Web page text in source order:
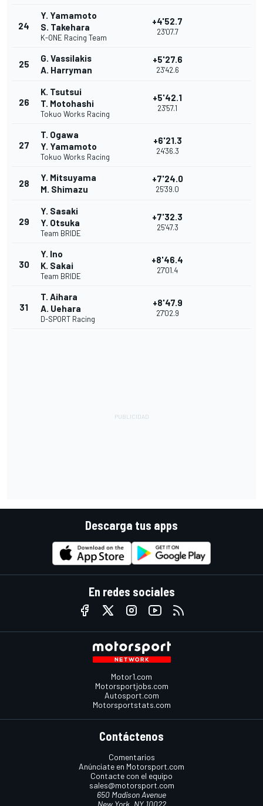
24
Y. Yamamoto
S. Takehara
K-ONE Racing Team
+4'52.7
23'07.7
25
G. Vassilakis
A. Harryman
+5'27.6
23'42.6
26
K. Tsutsui
T. Motohashi
Tokuo Works Racing
+5'42.1
23'57.1
27
T. Ogawa
Y. Yamamoto
Tokuo Works Racing
+6'21.3
24'36.3
28
Y. Mitsuyama
M. Shimazu
+7'24.0
25'39.0
29
Y. Sasaki
Y. Otsuka
Team BRIDE
+7'32.3
25'47.3
30
Y. Ino
K. Sakai
Team BRIDE
+8'46.4
27'01.4
31
T. Aihara
A. Uehara
D-SPORT Racing
+8'47.9
27'02.9
Descarga tus apps
En redes sociales
Motor1.com
Motorsportjobs.com
Autosport.com
Motorsportstats.com
Contáctenos
Comentarios
Anúnciate en Motorsport.com
Contacte con el equipo
sales@motorsport.com
650 Madison Avenue
New York, NY 10022